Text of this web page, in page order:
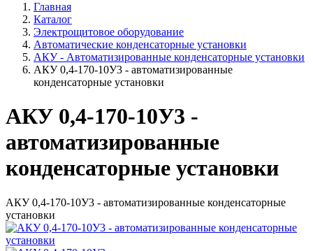
Главная
Каталог
Электрощитовое оборудование
Автоматические конденсаторные установки
АКУ - Автоматизированные конденсаторные установки
АКУ 0,4-170-10У3 - автоматизированные
конденсаторные установки
АКУ 0,4-170-10У3 -
автоматизированные
конденсаторные установки
АКУ 0,4-170-10У3 - автоматизированные конденсаторные
установки